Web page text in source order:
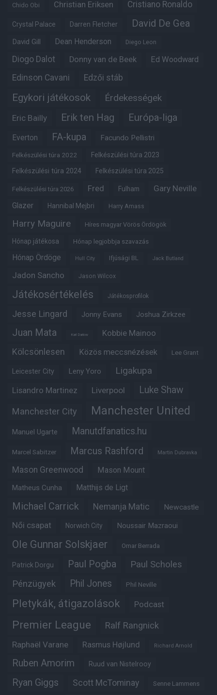
Chido Obi Christian Eriksen Cristiano Ronaldo
Crystal Palace Darren Fletcher David De Gea
David Gill Dean Henderson Diego Leon
Diogo Dalot Donny van de Beek Ed Woodward
Edinson Cavani Edzői stáb
Egykori játékosok Érdekességek
Eric Bailly Erik ten Hag Európa-liga
Everton FA-kupa Facundo Pellistri
Felkészülési túra 2022 Felkészülési túra 2023
Felkészülési túra 2024 Felkészülési túra 2025
Felkészülési túra 2026 Fred Fulham Gary Neville
Glazer Hannibal Mejbri Harry Amass
Harry Maguire Híres magyar Vörös Ördögök
Hónap játékosa Hónap legjobbja szavazás
Hónap Ördöge Hull City Ifjúsági BL Jack Butland
Jadon Sancho Jason Wilcox
Játékosértékelés Játékosprofilok
Jesse Lingard Jonny Evans Joshua Zirkzee
Juan Mata Karl Darlow Kobbie Mainoo
Kölcsönlesen Közös meccsnézések Lee Grant
Leicester City Leny Yoro Ligakupa
Lisandro Martinez Liverpool Luke Shaw
Manchester City Manchester United
Manuel Ugarte Manutdfanatics.hu
Marcel Sabitzer Marcus Rashford Martin Dubravka
Mason Greenwood Mason Mount
Matheus Cunha Matthijs de Ligt
Michael Carrick Nemanja Matic Newcastle
Női csapat Norwich City Noussair Mazraoui
Ole Gunnar Solskjaer Omar Berrada
Patrick Dorgu Paul Pogba Paul Scholes
Pénzügyek Phil Jones Phil Neville
Pletykák, átigazolások Podcast
Premier League Ralf Rangnick
Raphaël Varane Rasmus Højlund Richard Arnold
Ruben Amorim Ruud van Nistelrooy
Ryan Giggs Scott McTominay Senne Lammens